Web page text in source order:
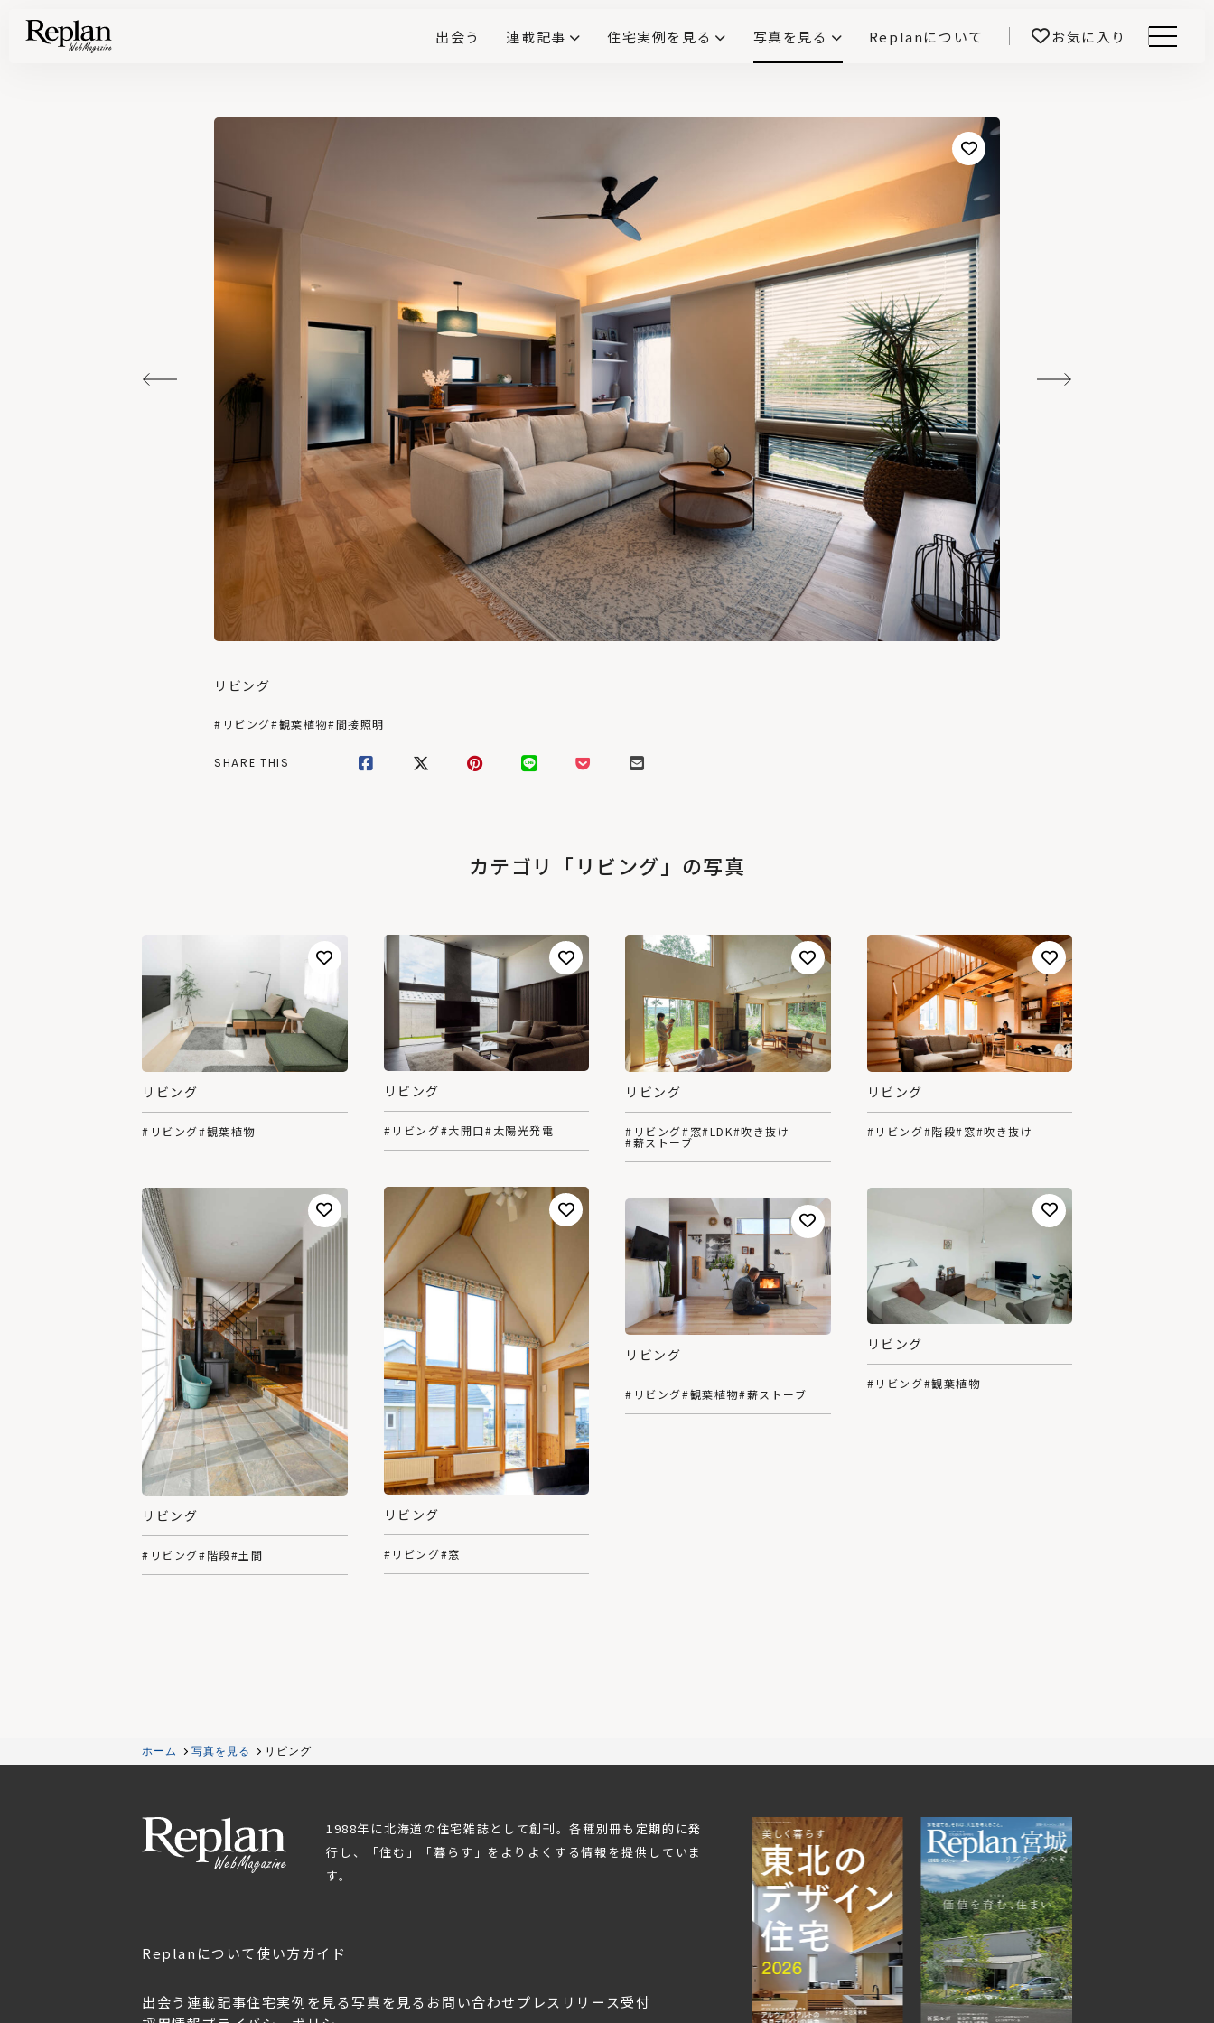
出会う 連載記事 住宅実例を見る 写真を見る Replanについて お気に入り
リビング
#リビング#観葉植物#間接照明
SHARE THIS
カテゴリ「リビング」の写真
リビング
#リビング#観葉植物
リビング
#リビング#大開口#太陽光発電
リビング
#リビング#窓#LDK#吹き抜け
#薪ストーブ
リビング
#リビング#階段#窓#吹き抜け
リビング
#リビング#窓
リビング
#リビング#観葉植物
リビング
#リビング#階段#土間
リビング
#リビング#観葉植物#薪ストーブ
ホーム 写真を見る リビング
1988年に北海道の住宅雑誌として創刊。各種別冊も定期的に発
行し、「住む」「暮らす」をよりよくする情報を提供していま
す。
Replanについて使い方ガイド
出会う 連載記事住宅実例を見る写真を見る お問い合わせ プレスリリース受付